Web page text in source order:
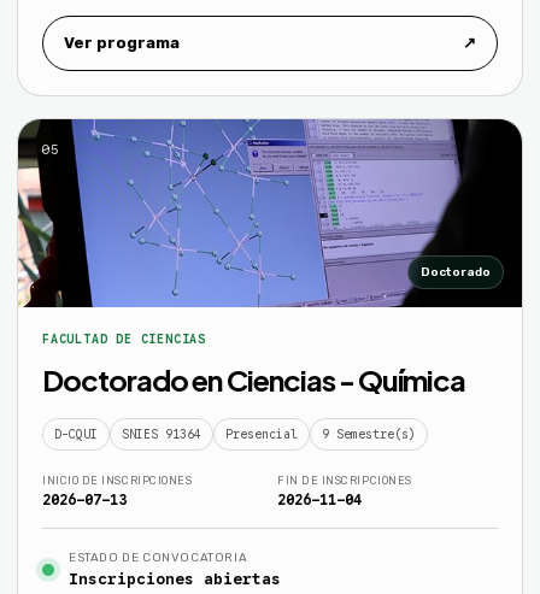
Ver programa ↗
05
Doctorado
FACULTAD DE CIENCIAS
Doctorado en Ciencias - Química
D-CQUI SNIES 91364 Presencial 9 Semestre(s)
INICIO DE INSCRIPCIONES
2026-07-13
FIN DE INSCRIPCIONES
2026-11-04
ESTADO DE CONVOCATORIA
Inscripciones abiertas